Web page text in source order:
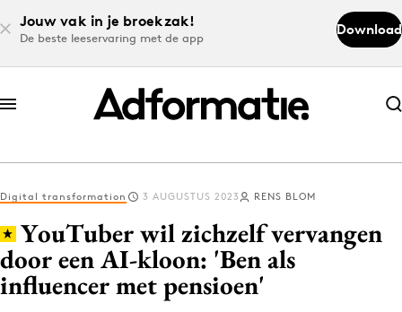
Jouw vak in je broekzak!
De beste leeservaring met de app
Download
Abonneer nu
Abonneer nu
Log in
Download de app
Volg het laatste nieuws via de Adformatie
Digital transformation 3 AUGUSTUS 2023 RENS BLOM
YouTuber wil zichzelf vervangen
door een AI-kloon: 'Ben als
influencer met pensioen'